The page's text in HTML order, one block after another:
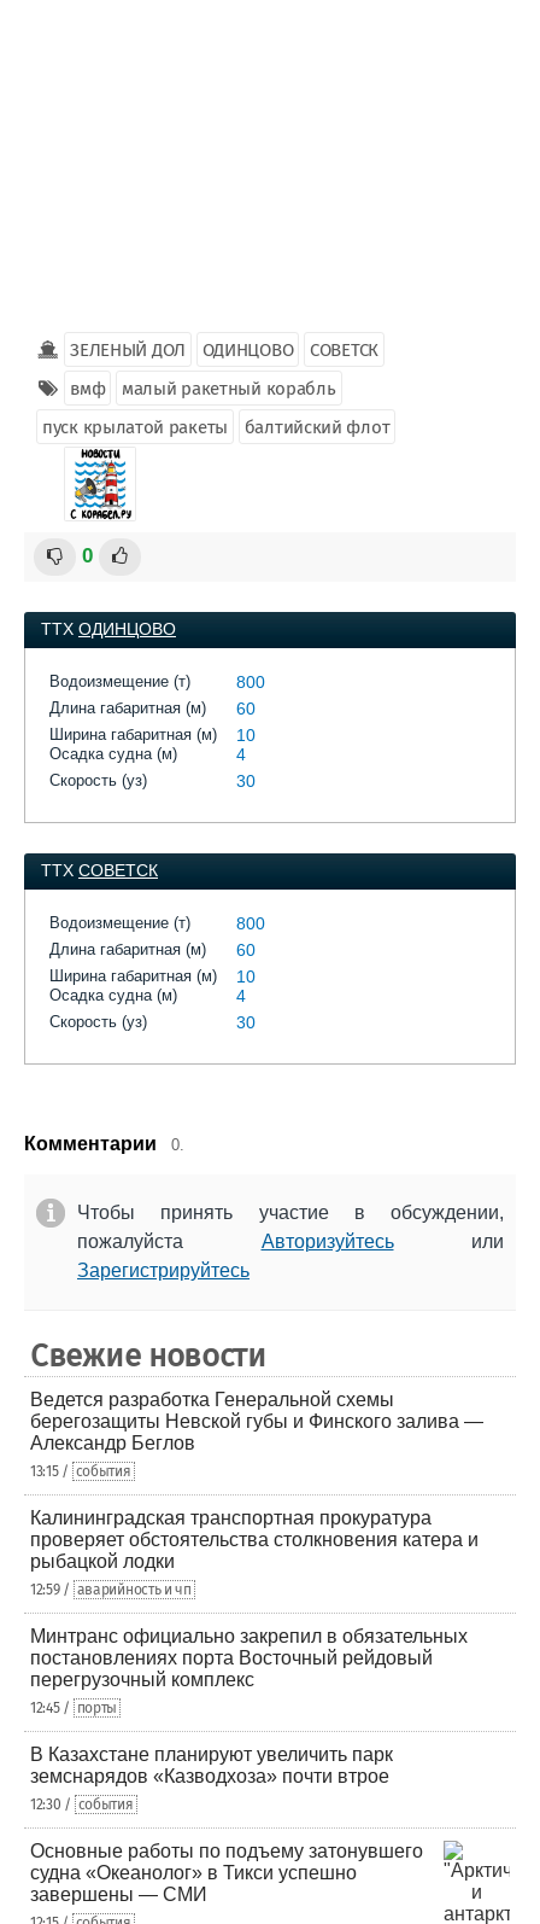
ЗЕЛЕНЫЙ ДОЛ ОДИНЦОВО
СОВЕТСК
вмф
малый ракетный корабль
пуск крылатой ракеты
балтийский флот
0
ТТХ ОДИНЦОВО
Водоизмещение (т) 800
Длина габаритная (м) 60
Ширина габаритная (м) 10
Осадка судна (м) 4
Скорость (уз) 30
ТТХ СОВЕТСК
Водоизмещение (т) 800
Длина габаритная (м) 60
Ширина габаритная (м) 10
Осадка судна (м) 4
Скорость (уз) 30
Комментарии 0.
Чтобы принять участие в обсуждении,
пожалуйста Авторизуйтесьили
Зарегистрируйтесь
Свежие новости
Ведется разработка Генеральной схемы
берегозащиты Невской губы и Финского залива —
Александр Беглов
13:15 / события
Калининградская транспортная прокуратура
проверяет обстоятельства столкновения катера и
рыбацкой лодки
12:59 / аварийность и чп
Минтранс официально закрепил в обязательных
постановлениях порта Восточный рейдовый
перегрузочный комплекс
12:45 / порты
В Казахстане планируют увеличить парк
земснарядов «Казводхоза» почти втрое
12:30 / события
Основные работы по подъему затонувшего
судна «Океанолог» в Тикси успешно
завершены — СМИ